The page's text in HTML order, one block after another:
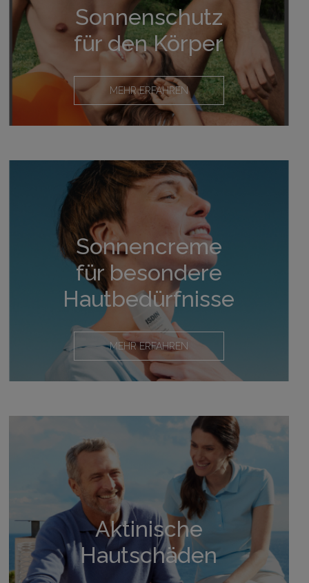
Sonnenschutz
für den Körper
MEHR ERFAHREN
Sonnencreme
für besondere
Hautbedürfnisse
MEHR ERFAHREN
Aktinische
Hautschäden